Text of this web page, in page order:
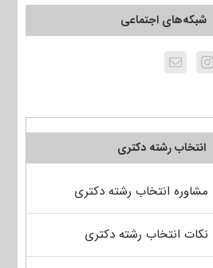
شبکه‌های اجتماعی
انتخاب رشته دکتری
مشاوره انتخاب رشته دکتری
نکات انتخاب رشته دکتری